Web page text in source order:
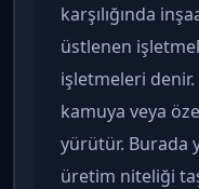
karşılığında
üstlenen
işletmeleri
kamuya veya
yürütür. Burada
üretim niteliği